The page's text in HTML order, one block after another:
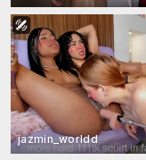
jazmin_worldd